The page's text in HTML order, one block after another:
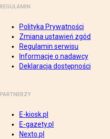
REGULAMIN
Polityka Prywatności
Zmiana ustawień zgód
Regulamin serwisu
Informacje o nadawcy
Deklaracja dostępności
PARTNERZY
E-kiosk.pl
E-gazety.pl
Nexto.pl